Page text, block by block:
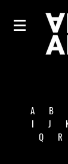
A B
I
J
Q
R